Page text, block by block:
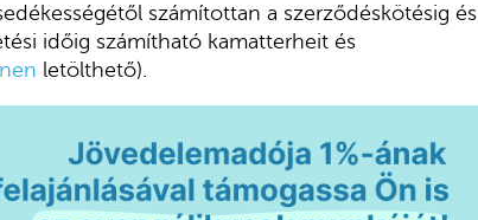
számítottan a szerződéskötésig és
időig számítható kamatterheit és
letölthető).